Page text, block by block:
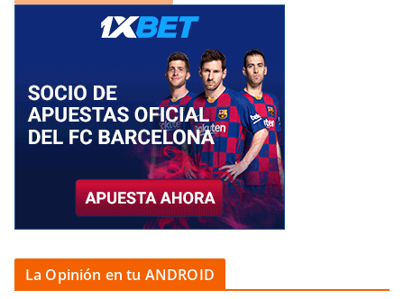
La Opinión en tu ANDROID